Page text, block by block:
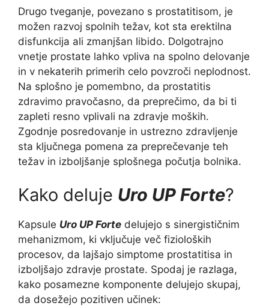
Drugo tveganje, povezano s prostatitisom, je
možen razvoj spolnih težav, kot sta erektilna
disfunkcija ali zmanjšan libido. Dolgotrajno
vnetje prostate lahko vpliva na spolno delovanje
in v nekaterih primerih celo povzroči neplodnost.
Na splošno je pomembno, da prostatitis
zdravimo pravočasno, da preprečimo, da bi ti
zapleti resno vplivali na zdravje moških.
Zgodnje posredovanje in ustrezno zdravljenje
sta ključnega pomena za preprečevanje teh
težav in izboljšanje splošnega počutja bolnika.
Kako deluje Uro UP Forte?
Kapsule Uro UP Forte delujejo s sinergističnim
mehanizmom, ki vključuje več fizioloških
procesov, da lajšajo simptome prostatitisa in
izboljšajo zdravje prostate. Spodaj je razlaga,
kako posamezne komponente delujejo skupaj,
da dosežejo pozitiven učinek: